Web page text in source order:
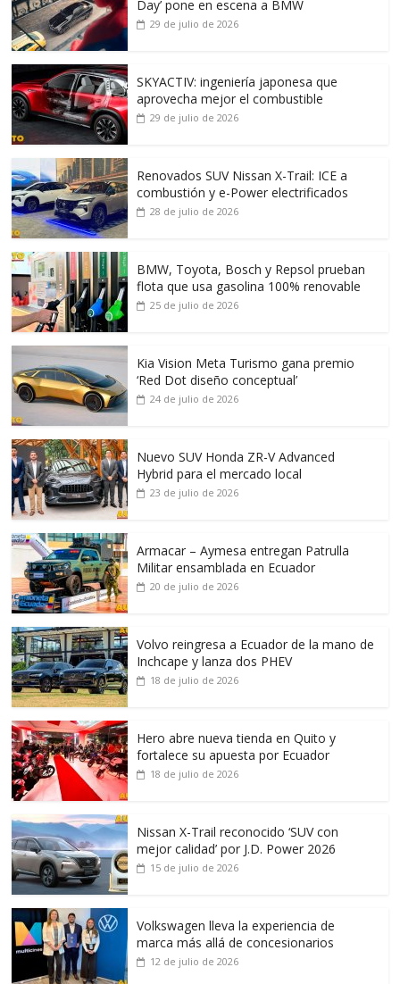
Day’ pone en escena a BMW
29 de julio de 2026
SKYACTIV: ingeniería japonesa que
aprovecha mejor el combustible
29 de julio de 2026
Renovados SUV Nissan X-Trail: ICE a
combustión y e-Power electrificados
28 de julio de 2026
BMW, Toyota, Bosch y Repsol prueban
flota que usa gasolina 100% renovable
25 de julio de 2026
Kia Vision Meta Turismo gana premio
‘Red Dot diseño conceptual’
24 de julio de 2026
Nuevo SUV Honda ZR-V Advanced
Hybrid para el mercado local
23 de julio de 2026
Armacar – Aymesa entregan Patrulla
Militar ensamblada en Ecuador
20 de julio de 2026
Volvo reingresa a Ecuador de la mano de
Inchcape y lanza dos PHEV
18 de julio de 2026
Hero abre nueva tienda en Quito y
fortalece su apuesta por Ecuador
18 de julio de 2026
Nissan X-Trail reconocido ‘SUV con
mejor calidad’ por J.D. Power 2026
15 de julio de 2026
Volkswagen lleva la experiencia de
marca más allá de concesionarios
12 de julio de 2026